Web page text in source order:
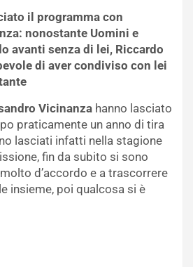
il programma con
nonostante Uomini e
avanti senza di lei, Riccardo
di aver condiviso con lei
Vicinanza hanno lasciato
praticamente un anno di tira
lasciati infatti nella stagione
fin da subito si sono
d’accordo e a trascorrere
insieme, poi qualcosa si è